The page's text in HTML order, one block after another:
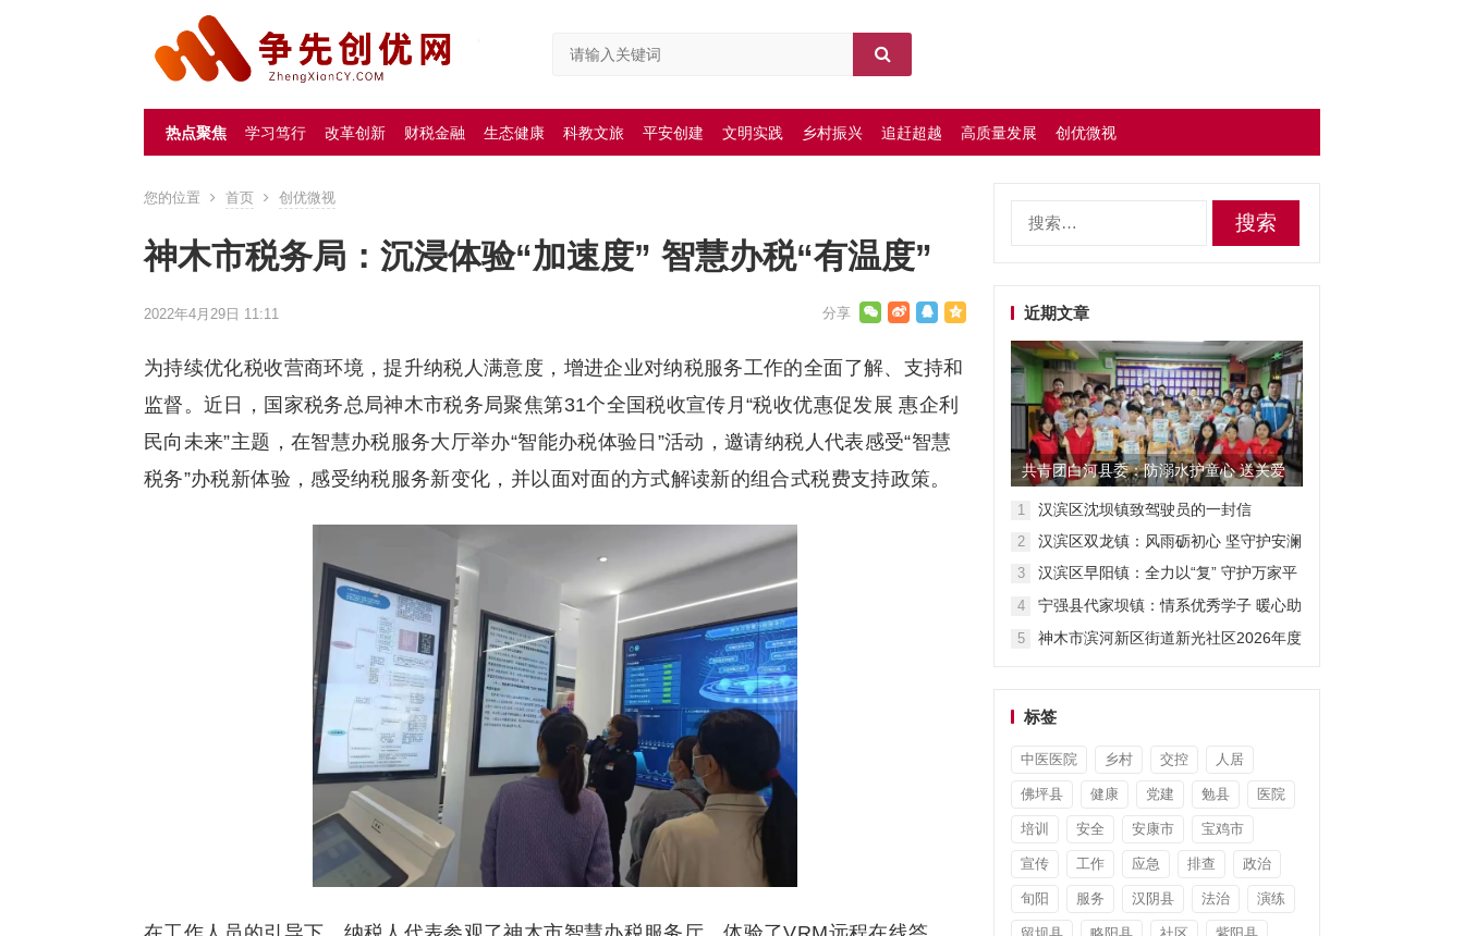
热点聚焦 学习笃行 改革创新 财税金融 生态健康 科教文旅 平安创建 文明实践 乡村振兴 追赶超越 高质量发展 创优微视
您的位置 首页 创优微视
神木市税务局：沉浸体验“加速度” 智慧办税“有温度”
2022年4月29日 11:11
为持续优化税收营商环境，提升纳税人满意度，增进企业对纳税服务工作的全面了解、支持和
监督。近日，国家税务总局神木市税务局聚焦第31个全国税收宣传月“税收优惠促发展 惠企利
民向未来”主题，在智慧办税服务大厅举办“智能办税体验日”活动，邀请纳税人代表感受“智慧
税务”办税新体验，感受纳税服务新变化，并以面对面的方式解读新的组合式税费支持政策。
近期文章
共青团白河县委：防溺水护童心 送关爱
暖暑期
1 汉滨区沈坝镇致驾驶员的一封信
2 汉滨区双龙镇：风雨砺初心 坚守护安澜
3
汉滨区早阳镇：全力以“复” 守护万家平
4
宁强县代家坝镇：情系优秀学子 暖心助
5
神木市滨河新区街道新光社区2026年度
标签
中医医院 乡村 交控 人居
佛坪县 健康 党建 勉县 医院
培训 安全 安康市 宝鸡市
宣传 工作 应急 排查 政治
旬阳 服务 汉阴县 法治 演练